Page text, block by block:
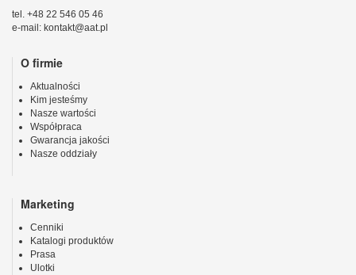
tel. +48 22 546 05 46
e-mail: kontakt@aat.pl
O firmie
Aktualności
Kim jesteśmy
Nasze wartości
Współpraca
Gwarancja jakości
Nasze oddziały
Marketing
Cenniki
Katalogi produktów
Prasa
Ulotki